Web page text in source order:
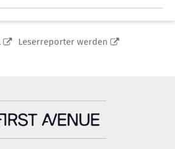
Leserreporter werden